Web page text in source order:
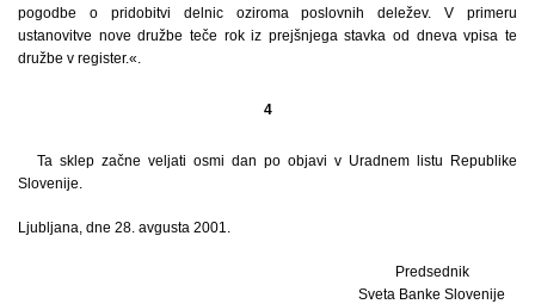
pogodbe o pridobitvi delnic oziroma poslovnih deležev. V primeru
ustanovitve nove družbe teče rok iz prejšnjega stavka od dneva vpisa te
družbe v register.«.
4
Ta sklep začne veljati osmi dan po objavi v Uradnem listu Republike
Slovenije.
Ljubljana, dne 28. avgusta 2001.
Predsednik
Sveta Banke Slovenije